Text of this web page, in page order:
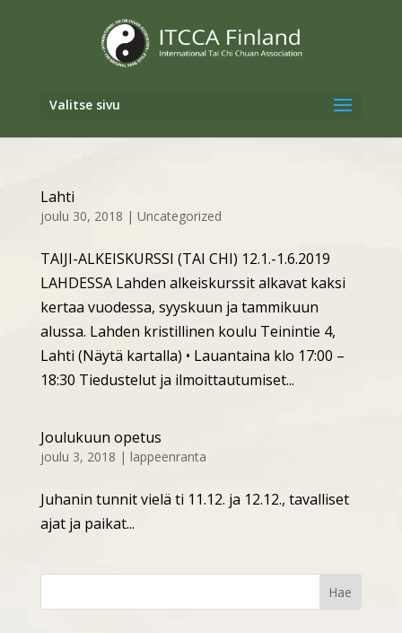
Valitse sivu
Lahti
joulu 30, 2018 | Uncategorized
TAIJI-ALKEISKURSSI (TAI CHI) 12.1.-1.6.2019
LAHDESSA Lahden alkeiskurssit alkavat kaksi
kertaa vuodessa, syyskuun ja tammikuun
alussa. Lahden kristillinen koulu Teinintie 4,
Lahti (Näytä kartalla) • Lauantaina klo 17:00 –
18:30 Tiedustelut ja ilmoittautumiset...
Joulukuun opetus
joulu 3, 2018 | lappeenranta
Juhanin tunnit vielä ti 11.12. ja 12.12., tavalliset
ajat ja paikat...